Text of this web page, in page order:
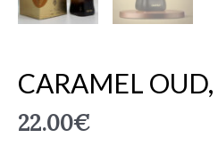
CARAMEL
22.00€